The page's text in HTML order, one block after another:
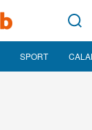
SPORT